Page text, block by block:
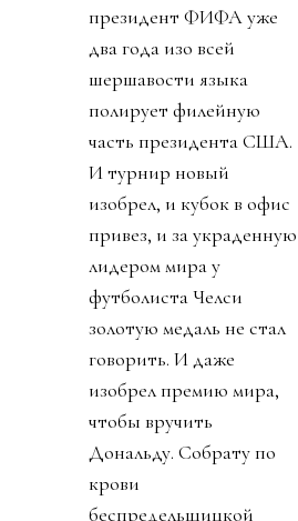
президент ФИФА уже
два года изо всей
шершавости языка
полирует филейную
часть президента США.
И турнир новый
изобрел, и кубок в офис
привез, и за украденную
лидером мира у
футболиста Челси
золотую медаль не стал
говорить. И даже
изобрел премию мира,
чтобы вручить
Дональду. Собрату по
крови
беспредельщицкой